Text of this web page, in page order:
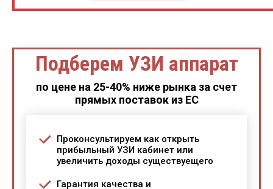
Подберем УЗИ аппарат
по цене на 25-40% ниже рынка за счет
прямых поставок из ЕС
Проконсультируем как открыть
прибыльный УЗИ кабинет или
увеличить доходы существуещего
Гарантия качества и